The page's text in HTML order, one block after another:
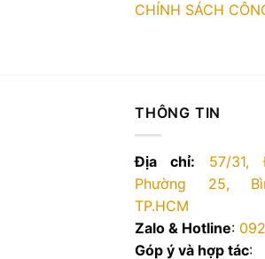
CHÍNH SÁCH
THÔNG TIN
Địa chỉ:
57/31,
Phường 25,
TP.HCM
Zalo & Hotline:
Góp ý và hợp tác: